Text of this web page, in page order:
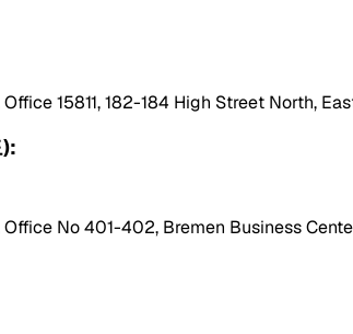
15811, 182-184 High Street North,
No 401-402, Bremen Business